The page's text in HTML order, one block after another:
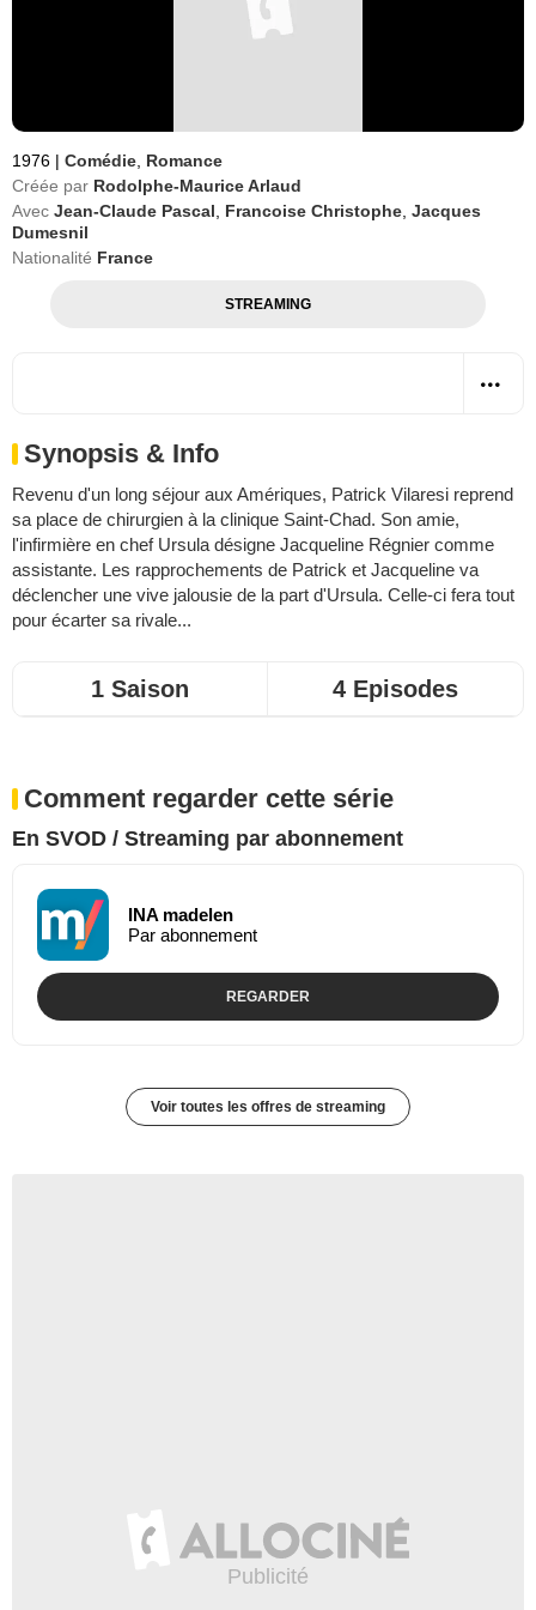
1976 | Comédie Romance
Créée par Rodolphe-Maurice Arlaud
Avec Jean-Claude Pascal Francoise Christophe Jacques
Dumesnil
Nationalité France
STREAMING
Synopsis & Info
Revenu d'un long séjour aux Amériques, Patrick Vilaresi reprend
sa place de chirurgien à la clinique Saint-Chad. Son amie,
l'infirmière en chef Ursula désigne Jacqueline Régnier comme
assistante. Les rapprochements de Patrick et Jacqueline va
déclencher une vive jalousie de la part d'Ursula. Celle-ci fera tout
pour écarter sa rivale...
1 Saison 4 Episodes
Comment regarder cette série
En SVOD / Streaming par abonnement
INA madelen
Par abonnement
REGARDER
Voir toutes les offres de streaming